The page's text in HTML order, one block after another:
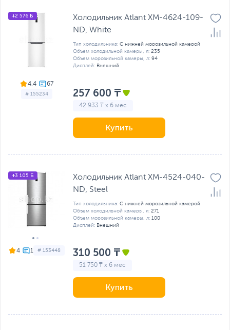
4.4
# 155234
+2 576 Б
Холодильник Atlant ХМ-4624-109-
ND, White
Тип холодильника: С нижней морозильной камерой
Объем холодильной камеры, л: 235
Объем морозильной камеры, л: 94
Дисплей: Внешний
257 600 ₸
42 933 ₸ x 6 мес
Купить
4 # 153448
+3 105 Б
Холодильник Atlant ХМ-4524-040-
ND, Steel
Тип холодильника: С нижней морозильной камерой
Объем холодильной камеры, л: 271
Объем морозильной камеры, л: 100
Дисплей: Внешний
310 500 ₸
51 750 ₸ x 6 мес
Купить